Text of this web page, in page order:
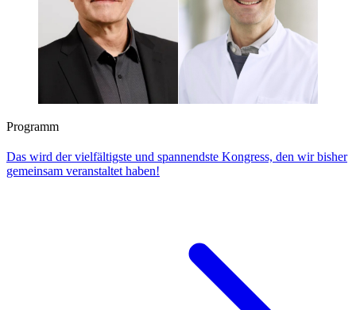
Programm
Das wird der vielfältigste und spannendste Kongress, den wir bisher
gemeinsam veranstaltet haben!